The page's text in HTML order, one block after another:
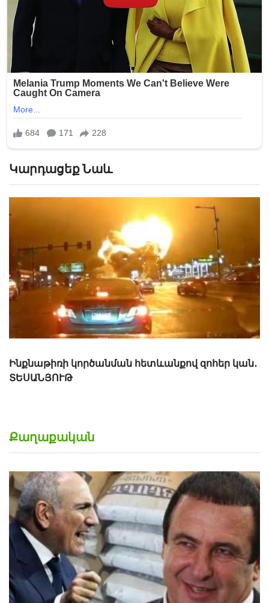
Կարդացեք Նաև
Հրապարակվել է Ֆիլադելֆիայում ինքնաթիռի
կործանման տեսանյութը
Քաղաքական